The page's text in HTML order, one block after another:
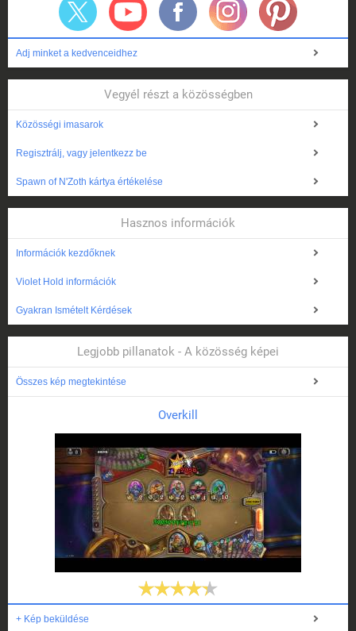
Adj minket a kedvenceidhez
Vegyél részt a közösségben
Közösségi imasarok
Regisztrálj, vagy jelentkezz be
Spawn of N'Zoth kártya értékelése
Hasznos információk
Információk kezdőknek
Violet Hold információk
Gyakran Ismételt Kérdések
Legjobb pillanatok - A közösség képei
Összes kép megtekintése
Overkill
+ Kép beküldése